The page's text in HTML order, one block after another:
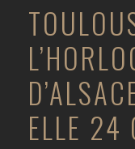
ELLE 24